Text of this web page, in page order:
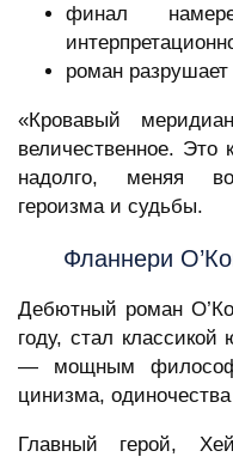
финал
роман
«Кровавый
величественное. Это
надолго, меняя
героизма и судьбы.
Фланнери
Дебютный роман
году, стал
— мощным
цинизма,
Главный герой,